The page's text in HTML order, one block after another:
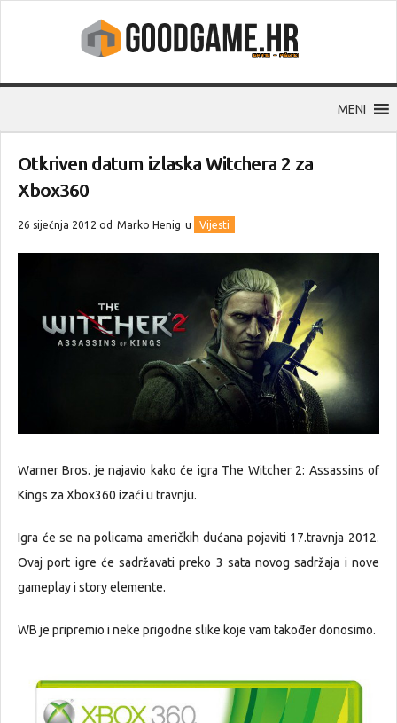
MENI
Otkriven datum izlaska Witchera 2 za
Xbox360
26 siječnja 2012 od Marko Henig u Vijesti
Warner Bros. je najavio kako će igra The Witcher 2: Assassins of
Kings za Xbox360 izaći u travnju.
Igra će se na policama američkih dućana pojaviti 17.travnja 2012.
Ovaj port igre će sadržavati preko 3 sata novog sadržaja i nove
gameplay i story elemente.
WB je pripremio i neke prigodne slike koje vam također donosimo.